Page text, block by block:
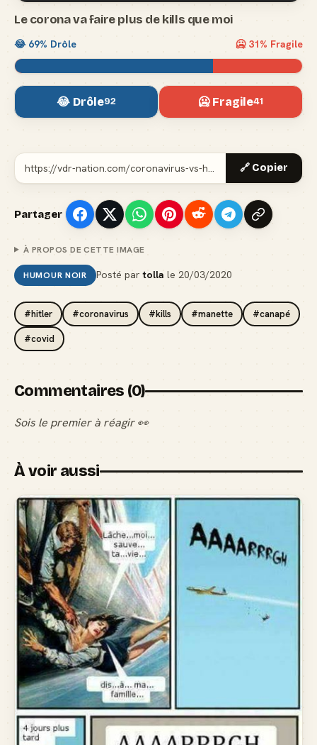
Le corona va faire plus de kills que moi
😂 69% Drôle 🥶 31% Fragile
😂 Drôle92 🥶 Fragile41
🔗 Copier
Partager
À PROPOS DE CETTE IMAGE
HUMOUR NOIR Posté partolla le 20/03/2020
#hitler #coronavirus #kills #manette #canapé
#covid
Commentaires (0)
Sois le premier à réagir 👀
À voir aussi